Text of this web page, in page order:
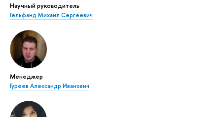
Научный руководитель
Гельфанд Михаил Сергеевич
Менеджер
Гуреев Александр Иванович